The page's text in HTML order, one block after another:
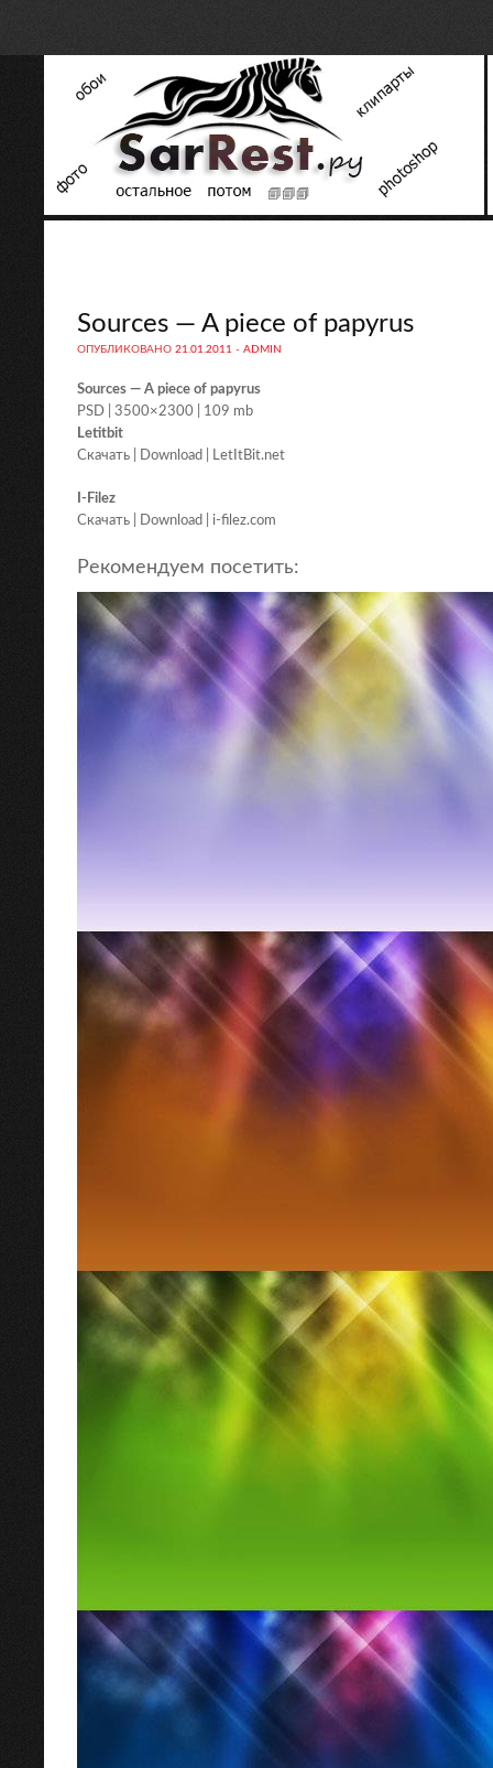
Sources — A piece of papyrus
ОПУБЛИКОВАНО 21.01.2011 - ADMIN
Sources — A piece of papyrus
PSD | 3500×2300 | 109 mb
Letitbit
Скачать | Download | LetItBit.net
I-Filez
Скачать | Download | i-filez.com
Рекомендуем посетить: